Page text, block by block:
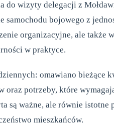
do wizyty delegacji z
bojowego z
organizacyjne, ale także
w praktyce.
omawiano bieżące
oraz potrzeby, które
są ważne, ale równie istotne
mieszkańców.